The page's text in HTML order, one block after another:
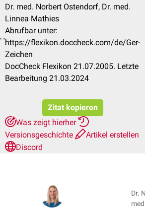
Dr. med. Norbert Ostendorf, Dr. med.
Linnea Mathies
Abrufbar unter:
https://flexikon.doccheck.com/de/Ger-
Zeichen
DocCheck Flexikon 21.07.2005. Letzte
Bearbeitung 21.03.2024
Zitat kopieren
Was zeigt hierher
Versionsgeschichte
Artikel erstellen
Discord
Dr.